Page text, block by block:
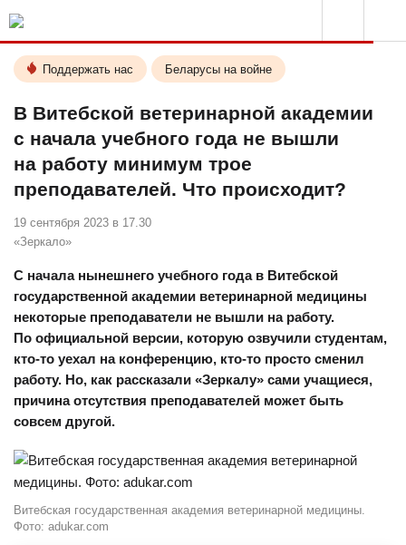
Поддержать нас Беларусы на войне
В Витебской ветеринарной академии
с начала учебного года не вышли
на работу минимум трое
преподавателей. Что происходит?
19 сентября 2023 в 17.30
«Зеркало»
С начала нынешнего учебного года в Витебской
государственной академии ветеринарной медицины
некоторые преподаватели не вышли на работу.
По официальной версии, которую озвучили студентам,
кто-то уехал на конференцию, кто-то просто сменил
работу. Но, как рассказали «Зеркалу» сами учащиеся,
причина отсутствия преподавателей может быть
совсем другой.
Витебская государственная академия ветеринарной медицины.
Фото: adukar.com